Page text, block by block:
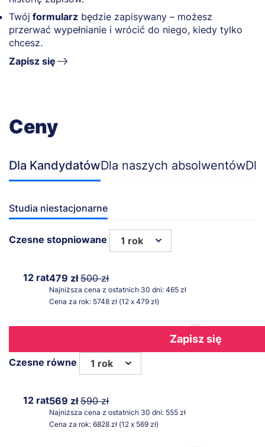
Twój formularz będzie zapisywany – możesz
przerwać wypełnianie i wrócić do niego, kiedy tylko
chcesz.
Zapisz się
Ceny
Dla KandydatówDla naszych absolwentów
Studia niestacjonarne
Czesne stopniowane 1 rok
12 rat479 zł500 zł
Najniższa cena z ostatnich 30 dni: 465 zł
Cena za rok: 5748 zł (12 x 479 zł)
Zapisz się
Czesne równe 1 rok
12 rat569 zł590 zł
Najniższa cena z ostatnich 30 dni: 555 zł
Cena za rok: 6828 zł (12 x 569 zł)